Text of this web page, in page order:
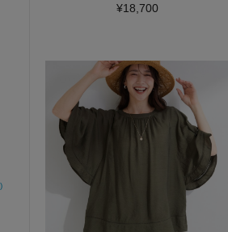
¥18,700